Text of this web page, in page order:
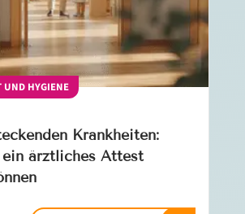
UND HYGIENE
Krankheiten:
ein ärztliches Attest